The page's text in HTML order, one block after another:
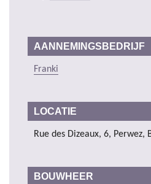
AANNEMINGSBEDRIJF
Franki
LOCATIE
Rue des Dizeaux, 6,
BOUWHEER